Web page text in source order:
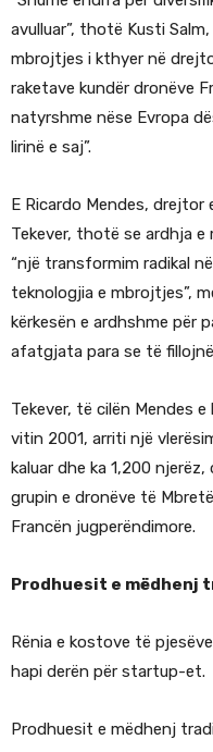
avulluar”, thotë Kusti
mbrojtjes i kthyer në
raketave kundër dronëve
natyrshme nëse Evropa
lirinë e saj”.
E Ricardo Mendes,
Tekever, thotë se ardhja
“një transformim radikal
teknologjia e mbrojtjes”,
kërkesën e ardhshme për
afatgjata para se të
Tekever, të cilën Mendes
vitin 2001, arriti një
kaluar dhe ka 1,200
grupin e dronëve të
Francën jugperëndimore.
Prodhuesit e mëdhenj
Rënia e kostove të
hapi derën për startup-et.
Prodhuesit e mëdhenj